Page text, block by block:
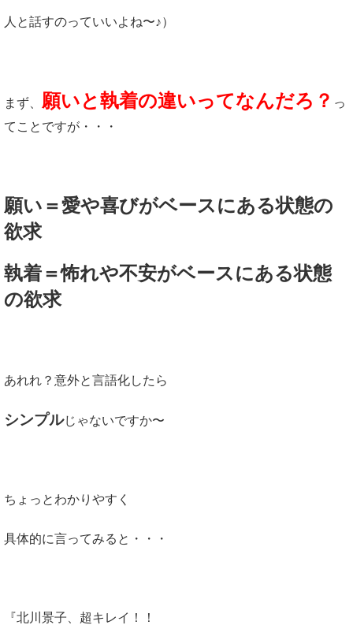
人と話すのっていいよね〜♪）
まず、 願いと執着の違いってなんだろ？ っ
てことですが・・・
願い＝愛や喜びがベースにある状態の
欲求
執着＝怖れや不安がベースにある状態
の欲求
あれれ？意外と言語化したら
シンプルじゃないですか〜
ちょっとわかりやすく
具体的に言ってみると・・・
『北川景子、超キレイ！！